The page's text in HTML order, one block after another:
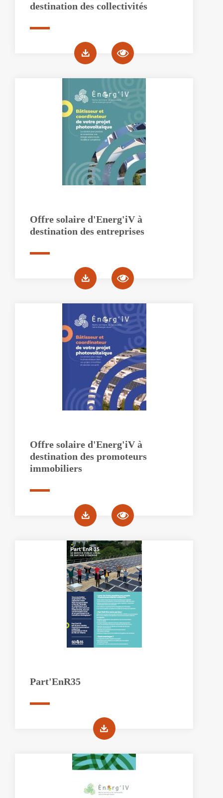
destination des collectivités
Offre solaire d'Energ'iV à
destination des entreprises
Offre solaire d'Energ'iV à
destination des promoteurs
immobiliers
Part'EnR35